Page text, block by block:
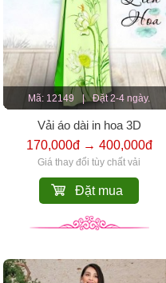
Mã: 12149 | Đặt 2-4 ngày.
Vải áo dài in hoa 3D
170,000đ → 400,000đ
Giá thay đổi tùy chất vải
Đặt mua